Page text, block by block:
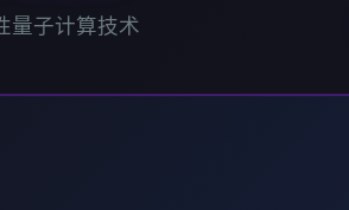
量子计算技术